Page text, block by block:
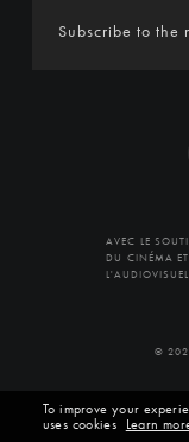
AVEC LE
DU CINÉMA
L'AUDIOVISUEL
©
To improve your
uses cookies Learn